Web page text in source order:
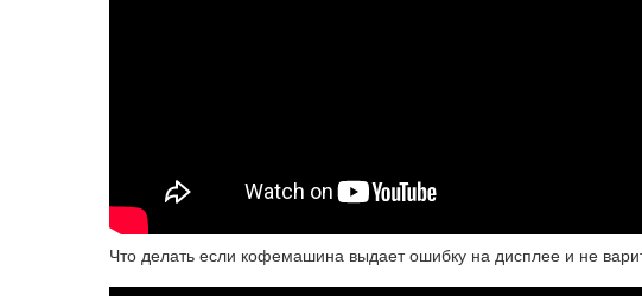
Что делать если кофемашина выдает ошибку на дисплее и не